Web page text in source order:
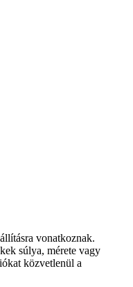
vonatkoznak.
súlya, mérete vagy
közvetlenül a